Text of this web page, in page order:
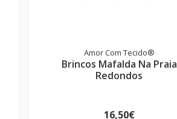
Amor Com Tecido®
Brincos Mafalda Na Praia
Redondos
16,50€